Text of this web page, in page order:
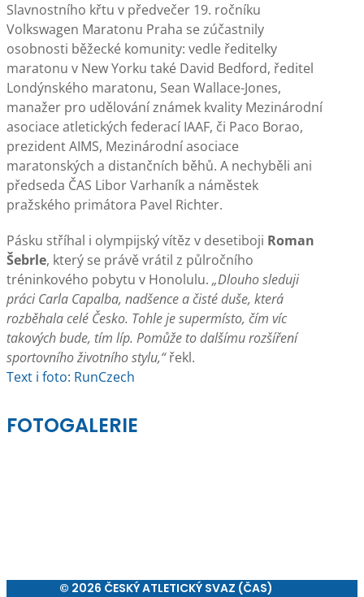
Slavnostního křtu v předvečer 19. ročníku
Volkswagen Maratonu Praha se zúčastnily
osobnosti běžecké komunity: vedle ředitelky
maratonu v New Yorku také David Bedford, ředitel
Londýnského maratonu, Sean Wallace-Jones,
manažer pro udělování známek kvality Mezinárodní
asociace atletických federací IAAF, či Paco Borao,
prezident AIMS, Mezinárodní asociace
maratonských a distančních běhů. A nechyběli ani
předseda ČAS Libor Varhaník a náměstek
pražského primátora Pavel Richter.
Pásku stříhal i olympijský vítěz v desetiboji Roman
Šebrle, který se právě vrátil z půlročního
tréninkového pobytu v Honolulu. „Dlouho sleduji
práci Carla Capalba, nadšence a čisté duše, která
rozběhala celé Česko. Tohle je supermísto, čím víc
takových bude, tím líp. Pomůže to dalšímu rozšíření
sportovního životního stylu,“řekl.
Text i foto: RunCzech
FOTOGALERIE
© 2026 ČESKÝ ATLETICKÝ SVAZ (ČAS)